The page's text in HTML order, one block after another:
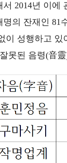
서 2014년 이에
명의 잔재인 81
이 성행하고 있
못된 음령(音